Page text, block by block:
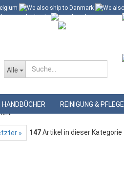
60 Euro*
Alle
HANDBÜCHER REINIGUNG & PFLEGE
» Stern Pinball Gummisortimente »
» 147Artikel in dieser Kategorie